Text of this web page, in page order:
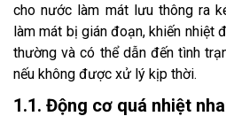
cho nước làm mát lưu thông ra
làm mát bị gián đoạn, khiến nhiệt
thường và có thể dẫn đến tình
nếu không được xử lý kịp thời.
1.1. Động cơ quá nhiệt